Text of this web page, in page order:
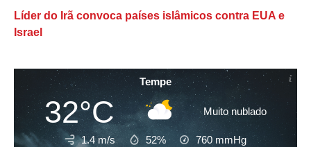
Líder do Irã convoca países islâmicos contra EUA e
Israel
Tempe
32°C Muito nublado
1.4 m/s 52% 760 mmHg